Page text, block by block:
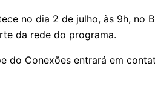
no dia 2 de julho, às 9h, no
da rede do programa.
do Conexões entrará em